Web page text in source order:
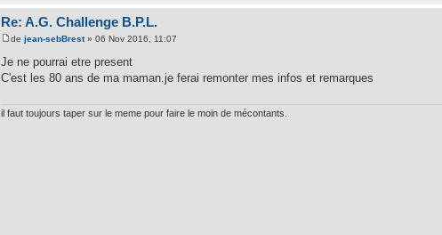
Re: A.G. Challenge B.P.L.
de jean-sebBrest» 06 Nov 2016, 11:07
Je ne pourrai etre present
C'est les 80 ans de ma maman.je ferai remonter mes infos et remarques
il faut toujours taper sur le meme pour faire le moin de mécontants.